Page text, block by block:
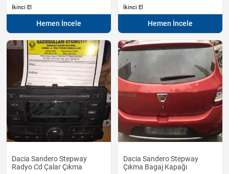
İkinci El
Hemen İncele
İkinci El
Hemen İncele
Dacia Sandero Stepway
Radyo Cd Çalar Çıkma
Dacia Sandero Stepway
Çıkma Bagaj Kapağı